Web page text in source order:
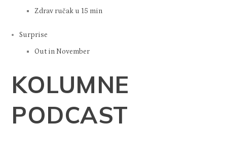
Zdrav ručak u 15 min
Surprise
Out in November
KOLUMNE
PODCAST